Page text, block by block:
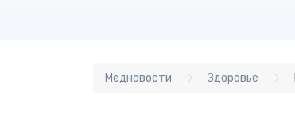
Медновости Здоровье